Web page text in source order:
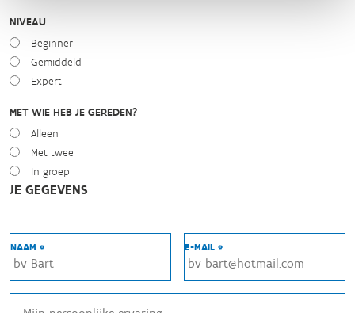
NIVEAU
Beginner
Gemiddeld
Expert
MET WIE HEB JE GEREDEN?
Alleen
Met twee
In groep
JE GEGEVENS
NAAM * E-MAIL *